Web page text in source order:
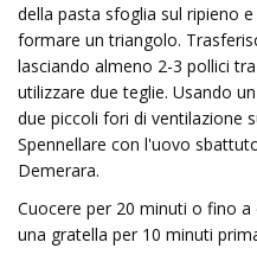
della pasta sfoglia sul ripieno
formare un triangolo.
lasciando almeno 2-3 pollici
utilizzare due teglie. Usando
due piccoli fori di ventilazione
Spennellare con l'uovo
Demerara.
Cuocere per 20 minuti o fino
una gratella per 10 minuti